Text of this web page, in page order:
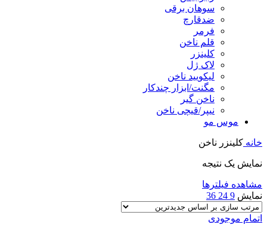
سوهان برقی
ضدقارچ
فرمر
قلم ناخن
کلینزر
لاک ژل
لیکوييد ناخن
مگنت/ابزار چندکار
ناخن گیر
نیپر/قیچی ناخن
موس مو
خانه کلینزر ناخن
نمایش یک نتیجه
مشاهده فیلترها
نمایش 9
24
36
اتمام موجودی